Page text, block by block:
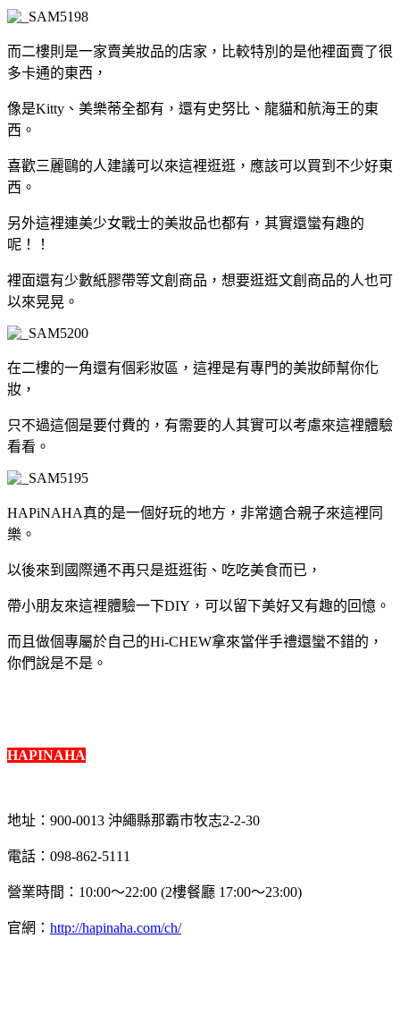
而二樓則是一家賣美妝品的店家，比較特別的是他裡面賣了很
多卡通的東西，
像是Kitty、美樂蒂全都有，還有史努比、龍貓和航海王的東
西。
喜歡三麗鷗的人建議可以來這裡逛逛，應該可以買到不少好東
西。
另外這裡連美少女戰士的美妝品也都有，其實還蠻有趣的
呢！！
裡面還有少數紙膠帶等文創商品，想要逛逛文創商品的人也可
以來晃晃。
在二樓的一角還有個彩妝區，這裡是有專門的美妝師幫你化
妝，
只不過這個是要付費的，有需要的人其實可以考慮來這裡體驗
看看。
HAPiNAHA真的是一個好玩的地方，非常適合親子來這裡同
樂。
以後來到國際通不再只是逛逛街、吃吃美食而已，
帶小朋友來這裡體驗一下DIY，可以留下美好又有趣的回憶。
而且做個專屬於自己的Hi-CHEW拿來當伴手禮還蠻不錯的，
你們說是不是。
HAPINAHA
地址：900-0013 沖繩縣那霸市牧志2-2-30
電話：098-862-5111
營業時間：10:00～22:00 (2樓餐廳 17:00～23:00)
官網： http://hapinaha.com/ch/